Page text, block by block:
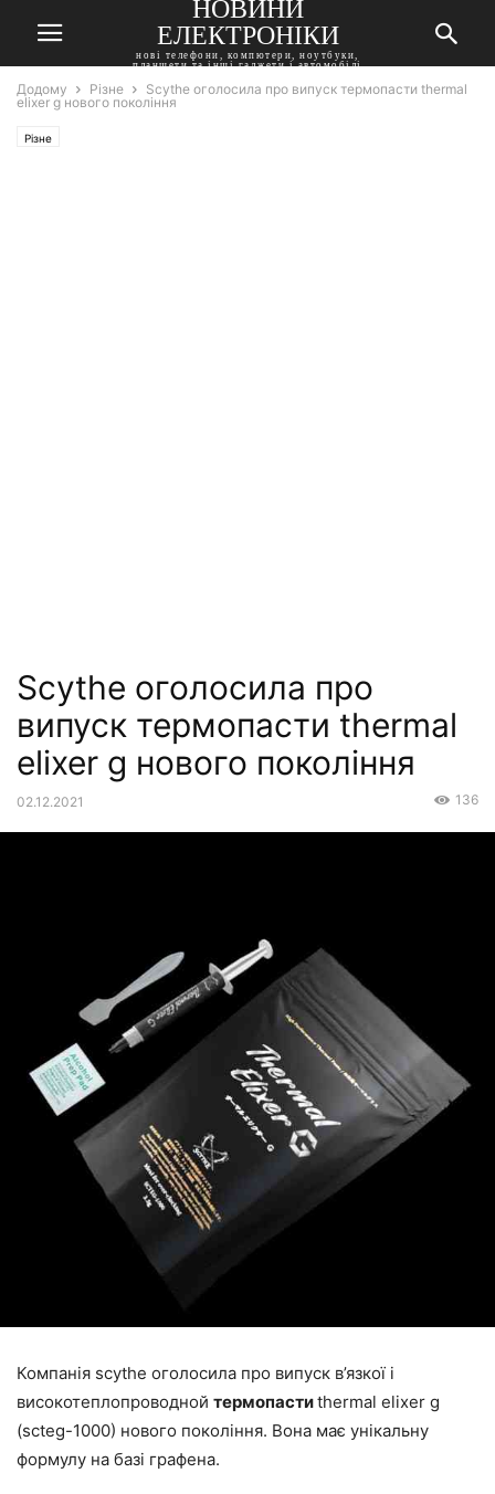
НОВИНИ
ЕЛЕКТРОНІКИ
нові телефони, компютери, ноутбуки,
планшети та інші гаджети і автомобілі
Додому Різне
Scythe оголосила про випуск термопасти thermal
elixer g нового покоління
Різне
Scythe оголосила про
випуск термопасти thermal
elixer g нового покоління
02.12.2021 136
Компанія scythe оголосила про випуск в’язкої і
високотеплопроводной термопастиthermal elixer g
(scteg-1000) нового покоління. Вона має унікальну
формулу на базі графена.